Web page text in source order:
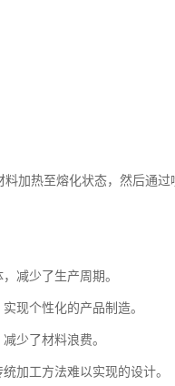
加热至熔化状态，然后通
减少了生产周期。
现个性化的产品制造。
少了材料浪费。
加工方法难以实现的设计。